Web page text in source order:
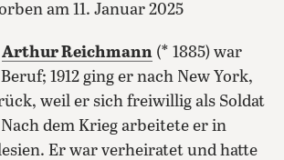
am 11. Januar 2025
Arthur Reichmann (* 1885) war
1912 ging er nach New York,
weil er sich freiwillig als Soldat
dem Krieg arbeitete er in
Er war verheiratet und hatte